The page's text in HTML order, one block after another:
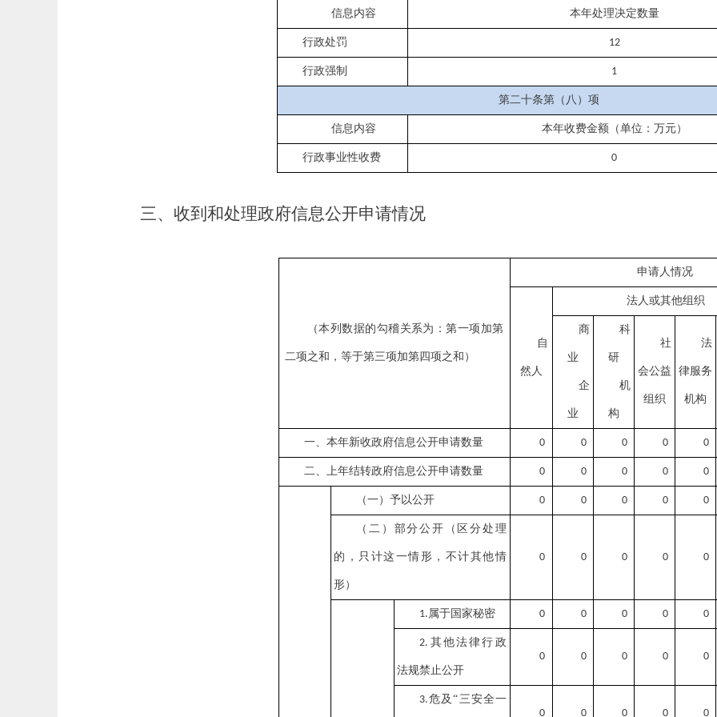
信息内容 本年处理决定数量
行政处罚 12
行政强制 1
第二十条第（八）项
信息内容 本年收费金额（单位：万元）
行政事业性收费 0
三、收到和处理政府信息公开申请情况
（本列数据的勾稽关系为：第一项加第
二项之和，等于第三项加第四项之和）
申请人情况
自
然人
法人或其他组织
商
业
企
业
科
研
机
构
社
会公益
组织
法
律服务
机构
一、本年新收政府信息公开申请数量 0 0 0 0 0
二、上年结转政府信息公开申请数量 0 0 0 0 0
（一）予以公开 0 0 0 0 0
（二）部分公开（区分处理
的，只计这一情形，不计其他情
形）
0 0 0 0 0
1. 属于国家秘密 0 0 0 0 0
2. 其他法律行政
法规禁止公开
0 0 0 0 0
3.危及“三安全一
0
0 0 0 0